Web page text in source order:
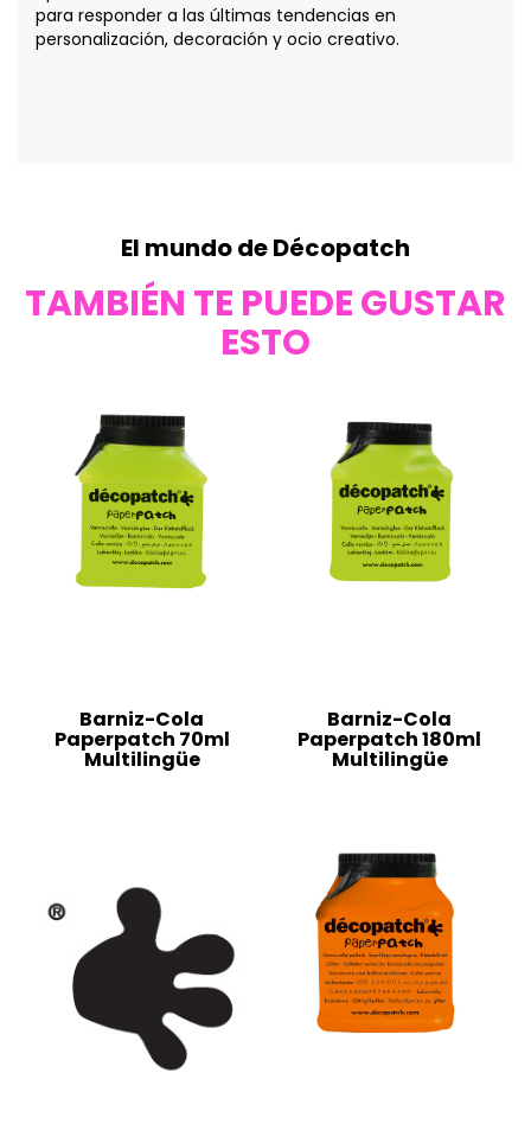
para responder a las últimas tendencias en
personalización, decoración y ocio creativo.
El mundo de Décopatch
TAMBIÉN TE PUEDE GUSTAR
ESTO
Barniz-Cola
Paperpatch 70ml
Multilingüe
Barniz-Cola
Paperpatch 180ml
Multilingüe